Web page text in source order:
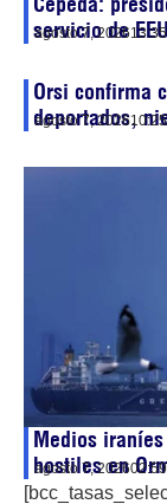
servicio de
agosto 7, 202613:35
Orsi confirma
deportados,
agosto 7, 202610:25
Medios
hostiles en
agosto 7, 202602:59